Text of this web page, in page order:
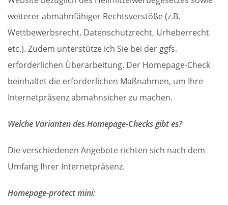
weiterer abmahnfähiger Rechtsverstöße (z.B.
Wettbewerbsrecht, Datenschutzrecht, Urheberrecht
etc.). Zudem unterstütze ich Sie bei der ggfs.
erforderlichen Überarbeitung. Der Homepage-Check
beinhaltet die erforderlichen Maßnahmen, um Ihre
Internetpräsenz abmahnsicher zu machen.
Welche Varianten des Homepage-Checks gibt es?
Die verschiedenen Angebote richten sich nach dem
Umfang Ihrer Internetpräsenz.
Homepage-protect mini: